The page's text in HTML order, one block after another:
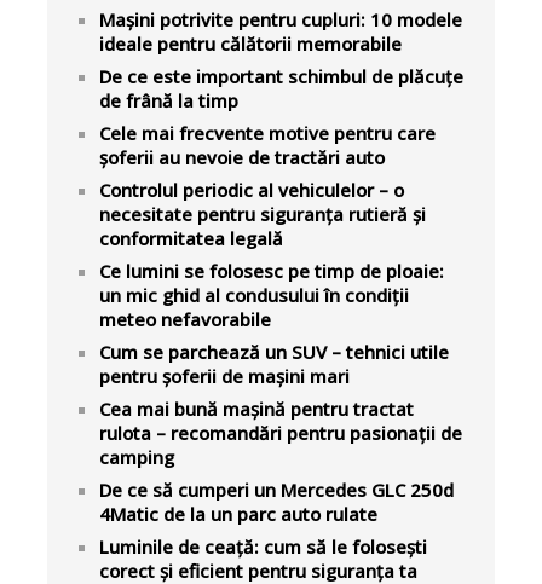
Mașini potrivite pentru cupluri: 10 modele
ideale pentru călătorii memorabile
De ce este important schimbul de plăcuțe
de frână la timp
Cele mai frecvente motive pentru care
șoferii au nevoie de tractări auto
Controlul periodic al vehiculelor – o
necesitate pentru siguranța rutieră și
conformitatea legală
Ce lumini se folosesc pe timp de ploaie:
un mic ghid al condusului în condiții
meteo nefavorabile
Cum se parchează un SUV – tehnici utile
pentru șoferii de mașini mari
Cea mai bună mașină pentru tractat
rulota – recomandări pentru pasionații de
camping
De ce să cumperi un Mercedes GLC 250d
4Matic de la un parc auto rulate
Luminile de ceață: cum să le folosești
corect și eficient pentru siguranța ta